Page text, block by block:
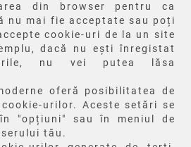
din browser pentru ca
nu mai fie acceptate sau poți
cookie-uri de la un site
dacă nu ești înregistat
urile, nu vei putea lăsa
oferă posibilitatea de
urilor. Aceste setări se
"opțiuni" sau în meniul de
tău.